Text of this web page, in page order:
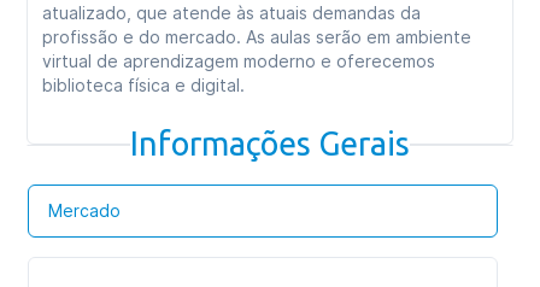
atualizado, que atende às atuais demandas da
profissão e do mercado. As aulas serão em ambiente
virtual de aprendizagem moderno e oferecemos
biblioteca física e digital.
Informações Gerais
Mercado